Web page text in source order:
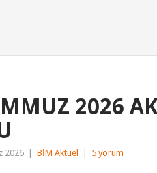
2026
2026 BİM Aktüel 5 yorum